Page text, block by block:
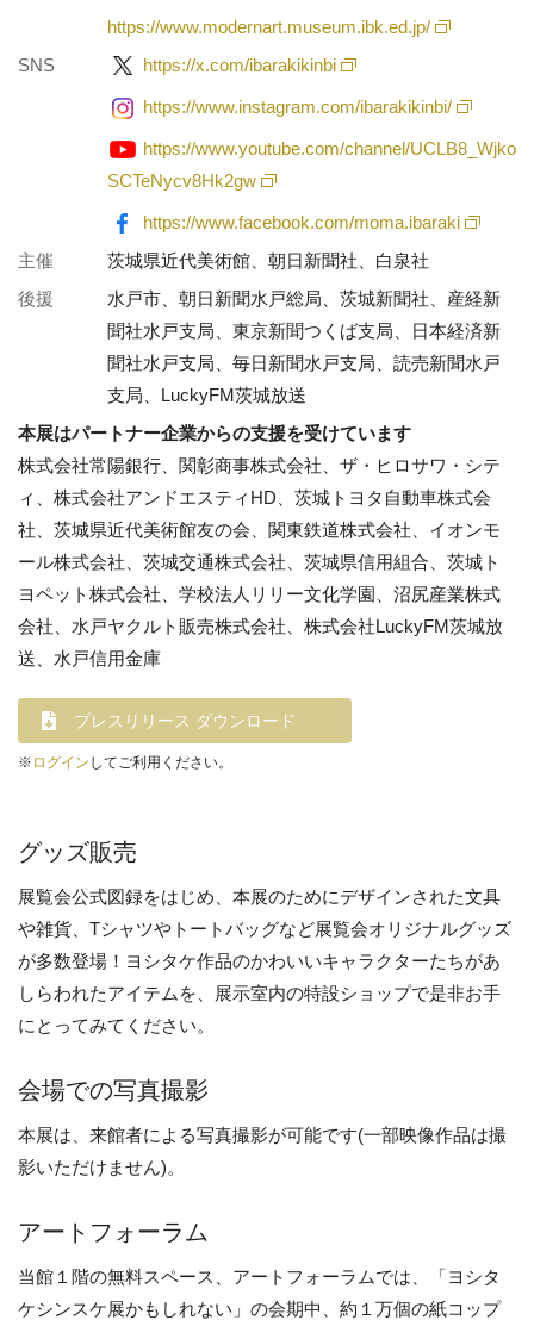
https://www.modernart.museum.ibk.ed.jp/
SNS
https://x.com/ibarakikinbi
https://www.instagram.com/ibarakikinbi/
https://www.youtube.com/channel/UCLB8_Wjko
SCTeNycv8Hk2gw
https://www.facebook.com/moma.ibaraki
主催
茨城県近代美術館、朝日新聞社、白泉社
後援
水戸市、朝日新聞水戸総局、茨城新聞社、産経新
聞社水戸支局、東京新聞つくば支局、日本経済新
聞社水戸支局、毎日新聞水戸支局、読売新聞水戸
支局、LuckyFM茨城放送
本展はパートナー企業からの支援を受けています
株式会社常陽銀行、関彰商事株式会社、ザ・ヒロサワ・シテ
ィ、株式会社アンドエスティHD、茨城トヨタ自動車株式会
社、茨城県近代美術館友の会、関東鉄道株式会社、イオンモ
ール株式会社、茨城交通株式会社、茨城県信用組合、茨城ト
ヨペット株式会社、学校法人リリー文化学園、沼尻産業株式
会社、水戸ヤクルト販売株式会社、株式会社LuckyFM茨城放
送、水戸信用金庫
プレスリリース ダウンロード
※ ログイン してご利用ください。
グッズ販売
展覧会公式図録をはじめ、本展のためにデザインされた文具
や雑貨、Tシャツやトートバッグなど展覧会オリジナルグッズ
が多数登場！ヨシタケ作品のかわいいキャラクターたちがあ
しらわれたアイテムを、展示室内の特設ショップで是非お手
にとってみてください。
会場での写真撮影
本展は、来館者による写真撮影が可能です(一部映像作品は撮
影いただけません)。
アートフォーラム
当館１階の無料スペース、アートフォーラムでは、「ヨシタ
ケシンスケ展かもしれない」の会期中、約１万個の紙コップ